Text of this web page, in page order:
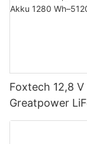
Foxtech 12,8
Greatpower
IP65